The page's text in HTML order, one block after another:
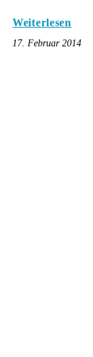
Weiterlesen
17. Februar 2014